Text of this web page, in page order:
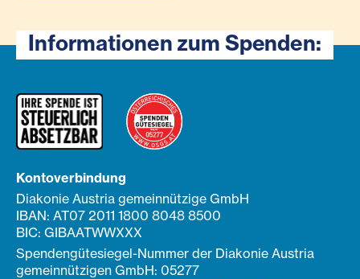
Informationen zum Spenden:
Kontoverbindung
Diakonie Austria gemeinnützige GmbH
IBAN: AT07 2011 1800 8048 8500
BIC: GIBAATWWXXX
Spendengütesiegel-Nummer der Diakonie Austria
gemeinnützigen GmbH: 05277